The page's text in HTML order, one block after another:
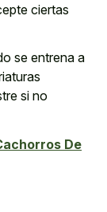
ciertas
se entrena a
si no
De